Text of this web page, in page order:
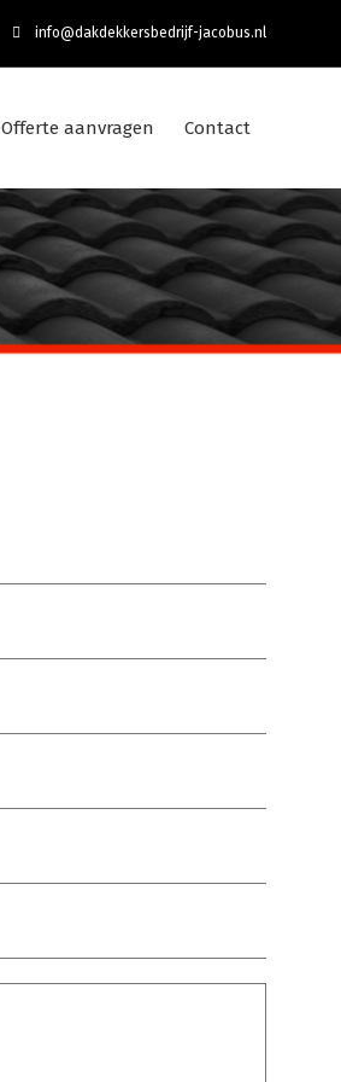
info@dakdekkersbedrijf-jacobus.nl
Offerte aanvragen Contact